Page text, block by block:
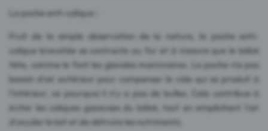
La poche anti-colique :
Fruit de la simple observation de la nature, la poche anti-
colique brevetée se contracte au fur et à mesure que le bébé
tète, comme le font les glandes mammaires. La poche n'a pas
besoin d'air extérieur pour compenser le vide qui se produit à
l'intérieur, ce pourquoi il n'y a pas de bulles. Cela contribue à
éviter les coliques gazeuses du bébé, tout en empêchant l'air
d'oxyder le lait et de détruire les nutriments.